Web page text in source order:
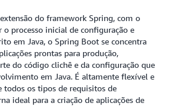
do framework Spring, com o
processo inicial de configuração e
em Java, o Spring Boot se concentra
prontas para produção,
do código clichê e da configuração que
em Java. É altamente flexível e
todos os tipos de requisitos de
ideal para a criação de aplicações de